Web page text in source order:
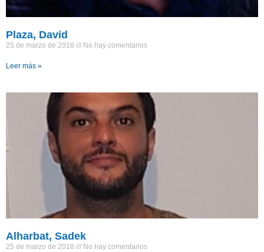
Plaza, David
25 de marzo de 2018 No hay comentarios
Leer más »
Alharbat, Sadek
25 de marzo de 2018 No hay comentarios